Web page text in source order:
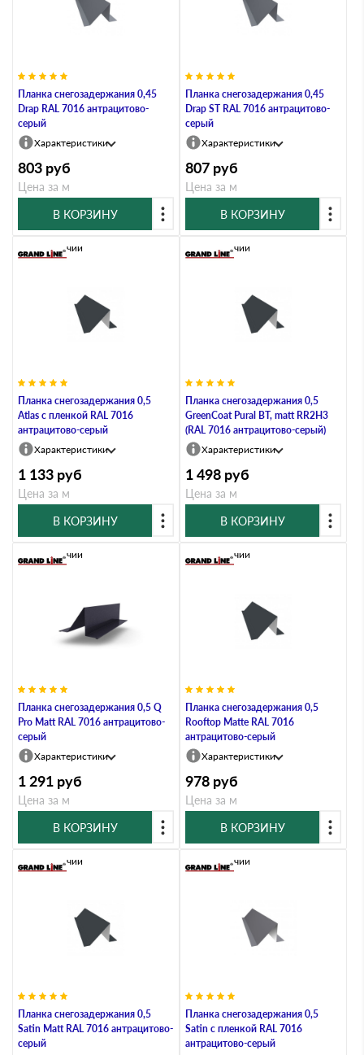
Планка снегозадержания 0,45
Drap RAL 7016 антрацитово-
серый
Характеристики
803 руб
Цена за м
В КОРЗИНУ
Планка снегозадержания 0,45
Drap ST RAL 7016 антрацитово-
серый
Характеристики
807 руб
Цена за м
В КОРЗИНУ
Планка снегозадержания 0,5
Atlas с пленкой RAL 7016
антрацитово-серый
В наличии
Характеристики
1 133 руб
Цена за м
В КОРЗИНУ
Планка снегозадержания 0,5
GreenCoat Pural BT, matt RR2Н3
(RAL 7016 антрацитово-серый)
В наличии
Характеристики
1 498 руб
Цена за м
В КОРЗИНУ
Планка снегозадержания 0,5 Q
Pro Matt RAL 7016 антрацитово-
серый
В наличии
Характеристики
1 291 руб
Цена за м
В КОРЗИНУ
Планка снегозадержания 0,5
Rooftop Matte RAL 7016
антрацитово-серый
В наличии
Характеристики
978 руб
Цена за м
В КОРЗИНУ
Планка снегозадержания 0,5
Satin Мatt RAL 7016 антрацитово-
серый
В наличии
Планка снегозадержания 0,5
Satin с пленкой RAL 7016
антрацитово-серый
В наличии